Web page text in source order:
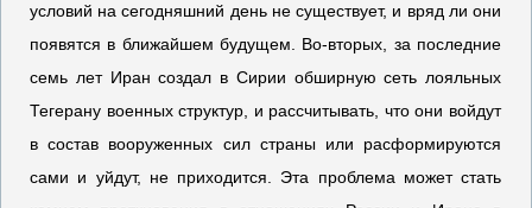
условий на сегодняшний день не существует, и вряд ли они
появятся в ближайшем будущем. Во-вторых, за последние
семь лет Иран создал в Сирии обширную сеть лояльных
Тегерану военных структур, и рассчитывать, что они войдут
в состав вооруженных сил страны или расформируются
сами и уйдут, не приходится. Эта проблема может стать